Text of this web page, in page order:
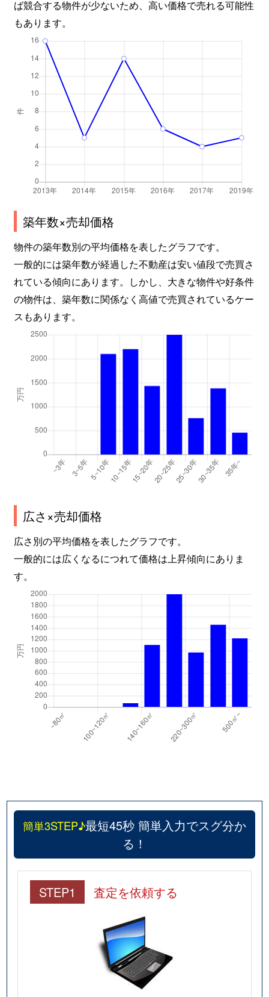
ば競合する物件が少ないため、高い価格で売れる可能性
もあります。
築年数×売却価格
物件の築年数別の平均価格を表したグラフです。
一般的には築年数が経過した不動産は安い値段で売買さ
れている傾向にあります。しかし、大きな物件や好条件
の物件は、築年数に関係なく高値で売買されているケー
スもあります。
広さ×売却価格
広さ別の平均価格を表したグラフです。
一般的には広くなるにつれて価格は上昇傾向にありま
す。
簡単3STEP♪最短45秒 簡単入力でスグ分か
る！
STEP1 査定を依頼する